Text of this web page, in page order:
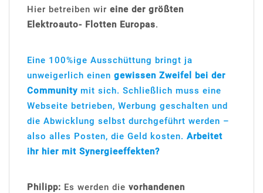
Hier betreiben wir eine der größten
Elektroauto- Flotten Europas.
Eine 100%ige Ausschüttung bringt ja
unweigerlich einen gewissen Zweifel bei der
Community mit sich. Schließlich muss eine
Webseite betrieben, Werbung geschalten und
die Abwicklung selbst durchgeführt werden –
also alles Posten, die Geld kosten. Arbeitet
ihr hier mit Synergieeffekten?
Philipp: Es werden die vorhandenen